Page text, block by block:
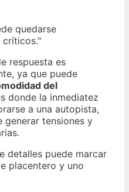
quedarse
respuesta es
ya que puede
del
donde la inmediatez
a una autopista,
generar tensiones y
detalles puede marcar
placentero y uno